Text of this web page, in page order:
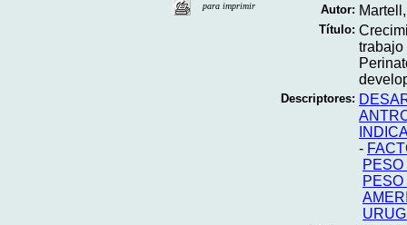
para imprimir
Autor:
Título:
trabajo
Descriptores:
-